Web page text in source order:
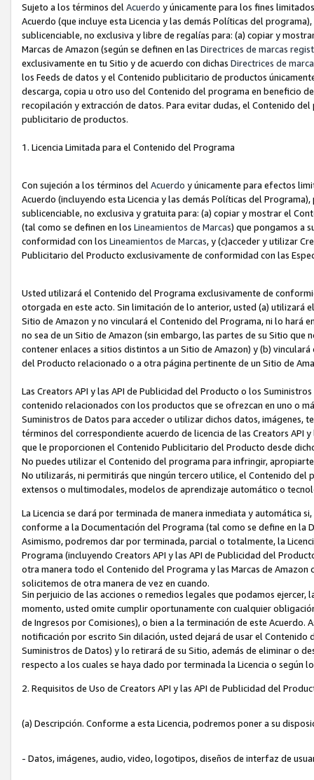
Sujeto a los términos del Acuerdo y únicamente para los fines
Acuerdo (que incluye esta Licencia y las demás Políticas del
sublicenciable, no exclusiva y libre de regalías para: (a) copiar y
Marcas de Amazon (según se definen en las Directrices de marcas
exclusivamente en tu Sitio y de acuerdo con dichas Directrices de
los Feeds de datos y el Contenido publicitario de productos
descarga, copia u otro uso del Contenido del programa en beneficio
recopilación y extracción de datos. Para evitar dudas, el Contenido
publicitario de productos.
1. Licencia Limitada para el Contenido del Programa
Con sujeción a los términos del Acuerdo y únicamente para efectos
Acuerdo (incluyendo esta Licencia y las demás Políticas del
sublicenciable, no exclusiva y gratuita para: (a) copiar y mostrar el
(tal como se definen en los Lineamientos de Marcas) que pongamos a
conformidad con los Lineamientos de Marcas, y (c)acceder y utilizar
Publicitario del Producto exclusivamente de conformidad con las
Usted utilizará el Contenido del Programa exclusivamente de
otorgada en este acto. Sin limitación de lo anterior, usted (a) utilizará
Sitio de Amazon y no vinculará el Contenido del Programa, ni lo hará
no sea de un Sitio de Amazon (sin embargo, las partes de su Sitio
contener enlaces a sitios distintos a un Sitio de Amazon) y (b)
del Producto relacionado o a otra página pertinente de un Sitio de
Las Creators API y las API de Publicidad del Producto o los
contenido relacionados con los productos que se ofrezcan en uno o
Suministros de Datos para acceder o utilizar dichos datos,
términos del correspondiente acuerdo de licencia de las Creators API
que le proporcionen el Contenido Publicitario del Producto desde
No puedes utilizar el Contenido del programa para infringir,
No utilizarás, ni permitirás que ningún tercero utilice, el Contenido
extensos o multimodales, modelos de aprendizaje automático o
La Licencia se dará por terminada de manera inmediata y automática
conforme a la Documentación del Programa (tal como se define en la
Asimismo, podremos dar por terminada, parcial o totalmente, la
Programa (incluyendo Creators API y las API de Publicidad del
otra manera todo el Contenido del Programa y las Marcas de
solicitemos de otra manera de vez en cuando.
Sin perjuicio de las acciones o remedios legales que podamos
momento, usted omite cumplir oportunamente con cualquier
de Ingresos por Comisiones), o bien a la terminación de este
notificación por escrito Sin dilación, usted dejará de usar el
Suministros de Datos) y lo retirará de su Sitio, además de eliminar o
respecto a los cuales se haya dado por terminada la Licencia o según
2. Requisitos de Uso de Creators API y las API de Publicidad del
(a) Descripción. Conforme a esta Licencia, podremos poner a su
- Datos, imágenes, audio, video, logotipos, diseños de interfaz de